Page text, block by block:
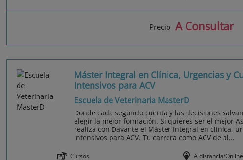
Precio A Consultar
Máster Integral en Clínica, Urgencias y
Intensivos para ACV
Escuela de Veterinaria MasterD
Donde cada segundo cuenta y las decisiones
elegir la mejor formación. Si quieres ser el mejor
realiza con Davante el Máster Integral en clínica,
intensivos para ACV. Tu carrera como ACV de al...
Cursos A distancia/